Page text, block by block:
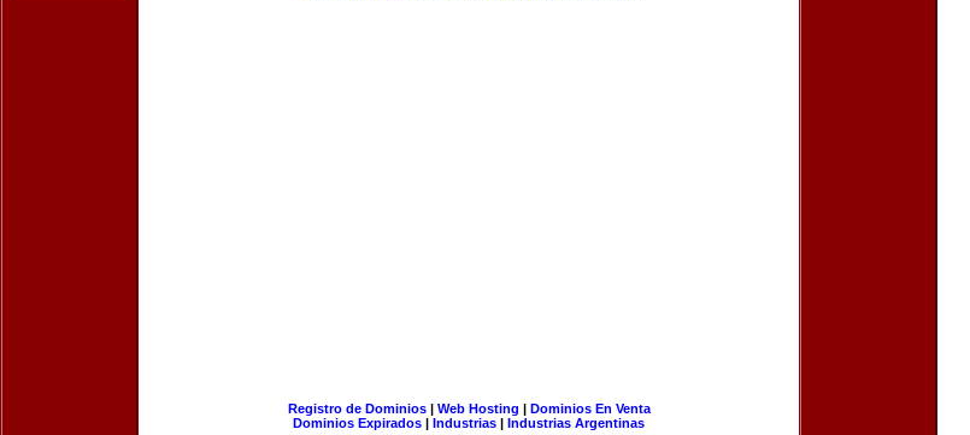
Registro de Dominios| Web Hosting | Dominios En Venta
Dominios Expirados | Industrias | Industrias Argentinas